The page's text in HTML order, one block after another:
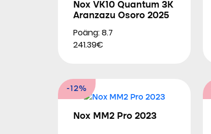
Nox VK10 Quantum 3K
Aranzazu Osoro 2025
Poäng: 8.7
241.39€
-12%
Nox MM2 Pro 2023